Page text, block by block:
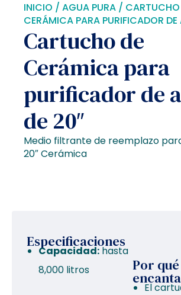
INICIO / AGUA PURA / CARTUCHO
CERÁMICA PARA PURIFICADOR
Cartucho de
Cerámica para
purificador de
de 20″
Medio filtrante de reemplazo
20″ Cerámica
Especificaciones
Capacidad: hasta
8,000 litros
Por
El